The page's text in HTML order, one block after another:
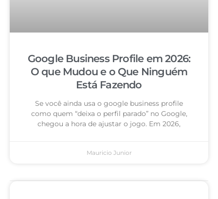
Google Business Profile em 2026:
O que Mudou e o Que Ninguém
Está Fazendo
Se você ainda usa o google business profile
como quem “deixa o perfil parado” no Google,
chegou a hora de ajustar o jogo. Em 2026,
Mauricio Junior